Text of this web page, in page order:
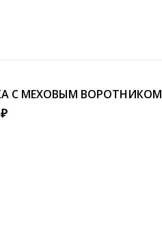
С МЕХОВЫМ ВОРОТНИКОМ